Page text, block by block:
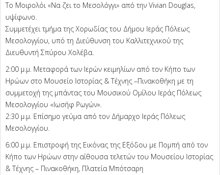
Το Μοιρολόι «Να ζει το Μεσολόγγι» από την Vivian Douglas,
υψίφωνο.
Συμμετέχει τμήμα της Χορωδίας του Δήμου Ιεράς Πόλεως
Μεσολογγίου, υπό τη Διεύθυνση του Καλλιτεχνικού της
Διευθυντή Σπύρου Χολέβα.
2:00 μ.μ. Μεταφορά των Ιερών κειμηλίων από τον Κήπο των
Ηρώων στο Μουσείο Ιστορίας & Τέχνης –Πινακοθήκη με τη
συμμετοχή της μπάντας του Μουσικού Ομίλου Ιεράς Πόλεως
Μεσολογγίου «Ιωσήφ Ρωγών».
2:30 μ.μ. Επίσημο γεύμα από τον Δήμαρχο Ιεράς Πόλεως
Μεσολογγίου.
6:00 μ.μ. Επιστροφή της Εικόνας της Εξόδου με Πομπή από τον
Κήπο των Ηρώων στην αίθουσα τελετών του Μουσείου Ιστορίας
& Τέχνης – Πινακοθήκη, Πλατεία Μπότσαρη